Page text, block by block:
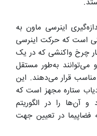
اینرسی ماون به
است که حرکت اینرسی
چرخ واکنشی که در یک
به‌طور مستقل
قرار می‌دهند. این
ستاره مجهز است که
و آن‌ها را در الگوریتم
فضاپیما در تعیین جهت